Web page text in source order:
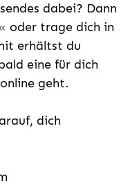
dabei? Dann
oder trage dich in
erhältst du
eine für dich
geht.
dich